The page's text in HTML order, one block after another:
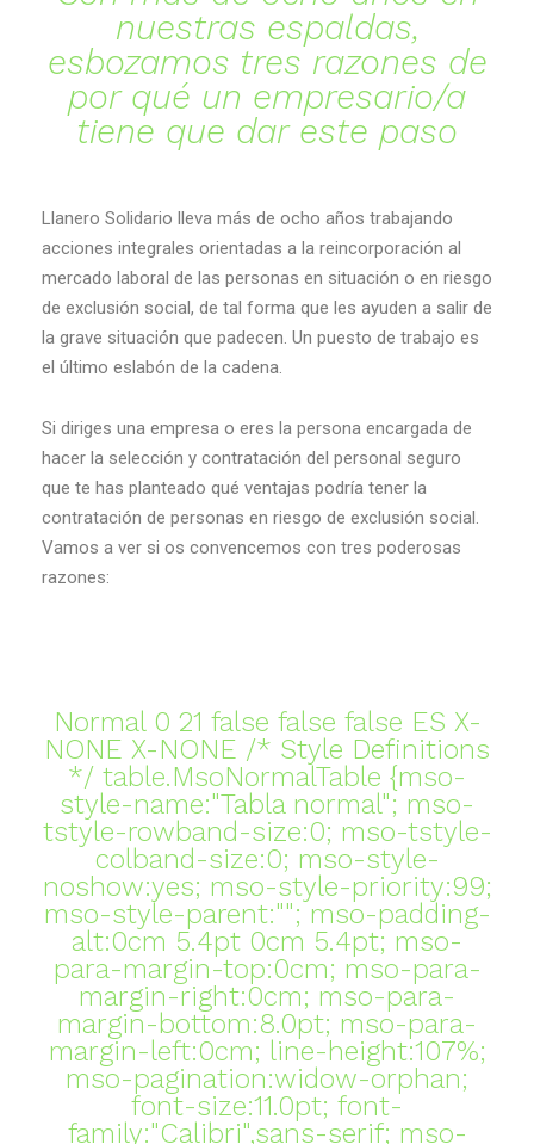
nuestras espaldas,
esbozamos tres razones de
por qué un empresario/a
tiene que dar este paso
Llanero Solidario lleva más de ocho años trabajando
acciones integrales orientadas a la reincorporación al
mercado laboral de las personas en situación o en riesgo
de exclusión social, de tal forma que les ayuden a salir de
la grave situación que padecen. Un puesto de trabajo es
el último eslabón de la cadena.
Si diriges una empresa o eres la persona encargada de
hacer la selección y contratación del personal seguro
que te has planteado qué ventajas podría tener la
contratación de personas en riesgo de exclusión social.
Vamos a ver si os convencemos con tres poderosas
razones:
Normal 0 21 false false false ES X-
NONE X-NONE /* Style Definitions
*/ table.MsoNormalTable {mso-
style-name:"Tabla normal"; mso-
tstyle-rowband-size:0; mso-tstyle-
colband-size:0; mso-style-
noshow:yes; mso-style-priority:99;
mso-style-parent:""; mso-padding-
alt:0cm 5.4pt 0cm 5.4pt; mso-
para-margin-top:0cm; mso-para-
margin-right:0cm; mso-para-
margin-bottom:8.0pt; mso-para-
margin-left:0cm; line-height:107%;
mso-pagination:widow-orphan;
font-size:11.0pt; font-
family:"Calibri",sans-serif; mso-